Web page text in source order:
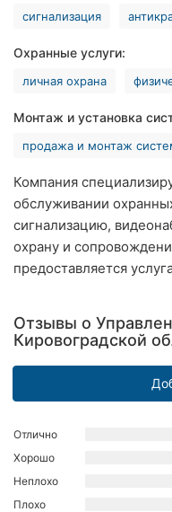
Киев
Харьков
Запорожье
Днепр
Львов
Кривой
Николаев
Херсон
Полтава
Черкассы
сигнализация
Охранные услуги:
личная охрана
Монтаж и установка
продажа и монтаж
Компания
обслуживании
сигнализацию,
охрану и
предоставляется
Отзывы о
Кировоградской
Отлично
Хорошо
Неплохо
Плохо